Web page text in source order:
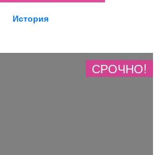
История
СРОЧНО!